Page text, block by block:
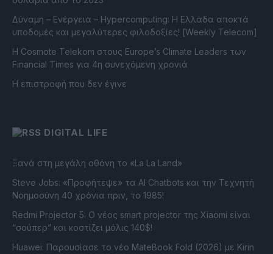
Δύναμη – Ενέργεια – Ηypercomputing: Η Ελλάδα αποκτά
υποδομές και μεγαλύτερες φιλοδοξίες! [Weekly Telecom]
Η Cosmote Telekom στους Europe’s Climate Leaders των
Financial Times για 4η συνεχόμενη χρονιά
Η επιστροφή που δεν έγινε
DIGITAL LIFE
Ξανά στη μεγάλη οθόνη το «La La Land»
Steve Jobs: «Προφήτεψε» τα AI Chatbots και την Τεχνητή
Νοημοσύνη 40 χρόνια πριν, το 1985!
Redmi Projector 5: Ο νέος smart projector της Xiaomi είναι
“σούπερ” και κοστίζει μόλις 140$!
Huawei: Παρουσίασε το νέο MateBook Fold (2026) με Kirin